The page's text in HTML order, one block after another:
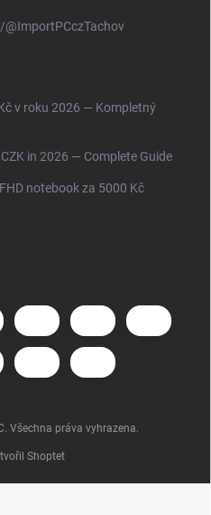
v roku 2026 — Kompletný
in 2026 — Complete Guide
notebook za 5000 Kč
Shoptet
. Všechna práva vyhrazena.